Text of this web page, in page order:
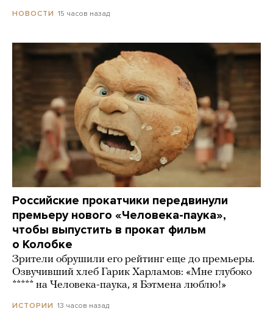
НОВОСТИ 15 часов назад
Российские прокатчики передвинули
премьеру нового «Человека-паука»,
чтобы выпустить в прокат фильм
о Колобке
Зрители обрушили его рейтинг еще до премьеры.
Озвучивший хлеб Гарик Харламов: «Мне глубоко
***** на Человека-паука, я Бэтмена люблю!»
ИСТОРИИ 13 часов назад